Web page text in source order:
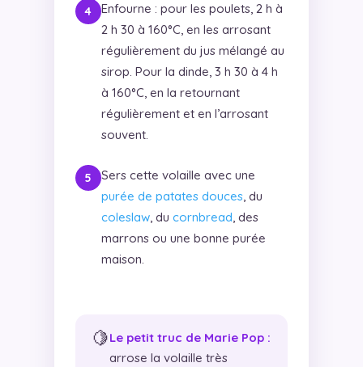
Enfourne : pour les poulets, 2 h à
2 h 30 à 160°C, en les arrosant
régulièrement du jus mélangé au
sirop. Pour la dinde, 3 h 30 à 4 h
à 160°C, en la retournant
régulièrement et en l’arrosant
souvent.
Sers cette volaille avec une
purée de patates douces, du
coleslaw, du cornbread, des
marrons ou une bonne purée
maison.
🍋Le petit truc de Marie Pop :
arrose la volaille très